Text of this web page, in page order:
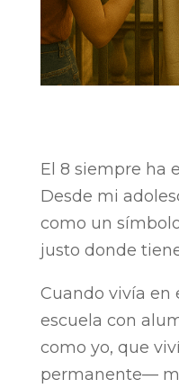
El 8 siempre ha
Desde mi
como un
justo donde
Cuando vivía
escuela con
como yo, que
permanente—